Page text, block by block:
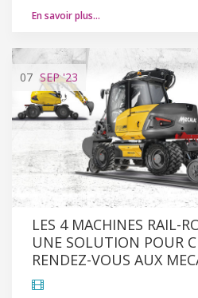
En savoir plus…
07 SEP'23
LES 4 MACHINES RAIL-
UNE SOLUTION POUR
RENDEZ-VOUS AUX